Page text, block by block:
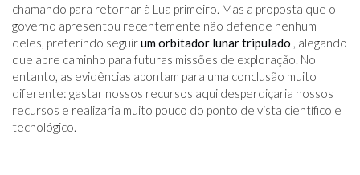
chamando para retornar à Lua primeiro. Mas a proposta que o
governo apresentou recentemente não defende nenhum
deles, preferindo seguirum orbitador lunar tripulado , alegando
que abre caminho para futuras missões de exploração. No
entanto, as evidências apontam para uma conclusão muito
diferente: gastar nossos recursos aqui desperdiçaria nossos
recursos e realizaria muito pouco do ponto de vista científico e
tecnológico.